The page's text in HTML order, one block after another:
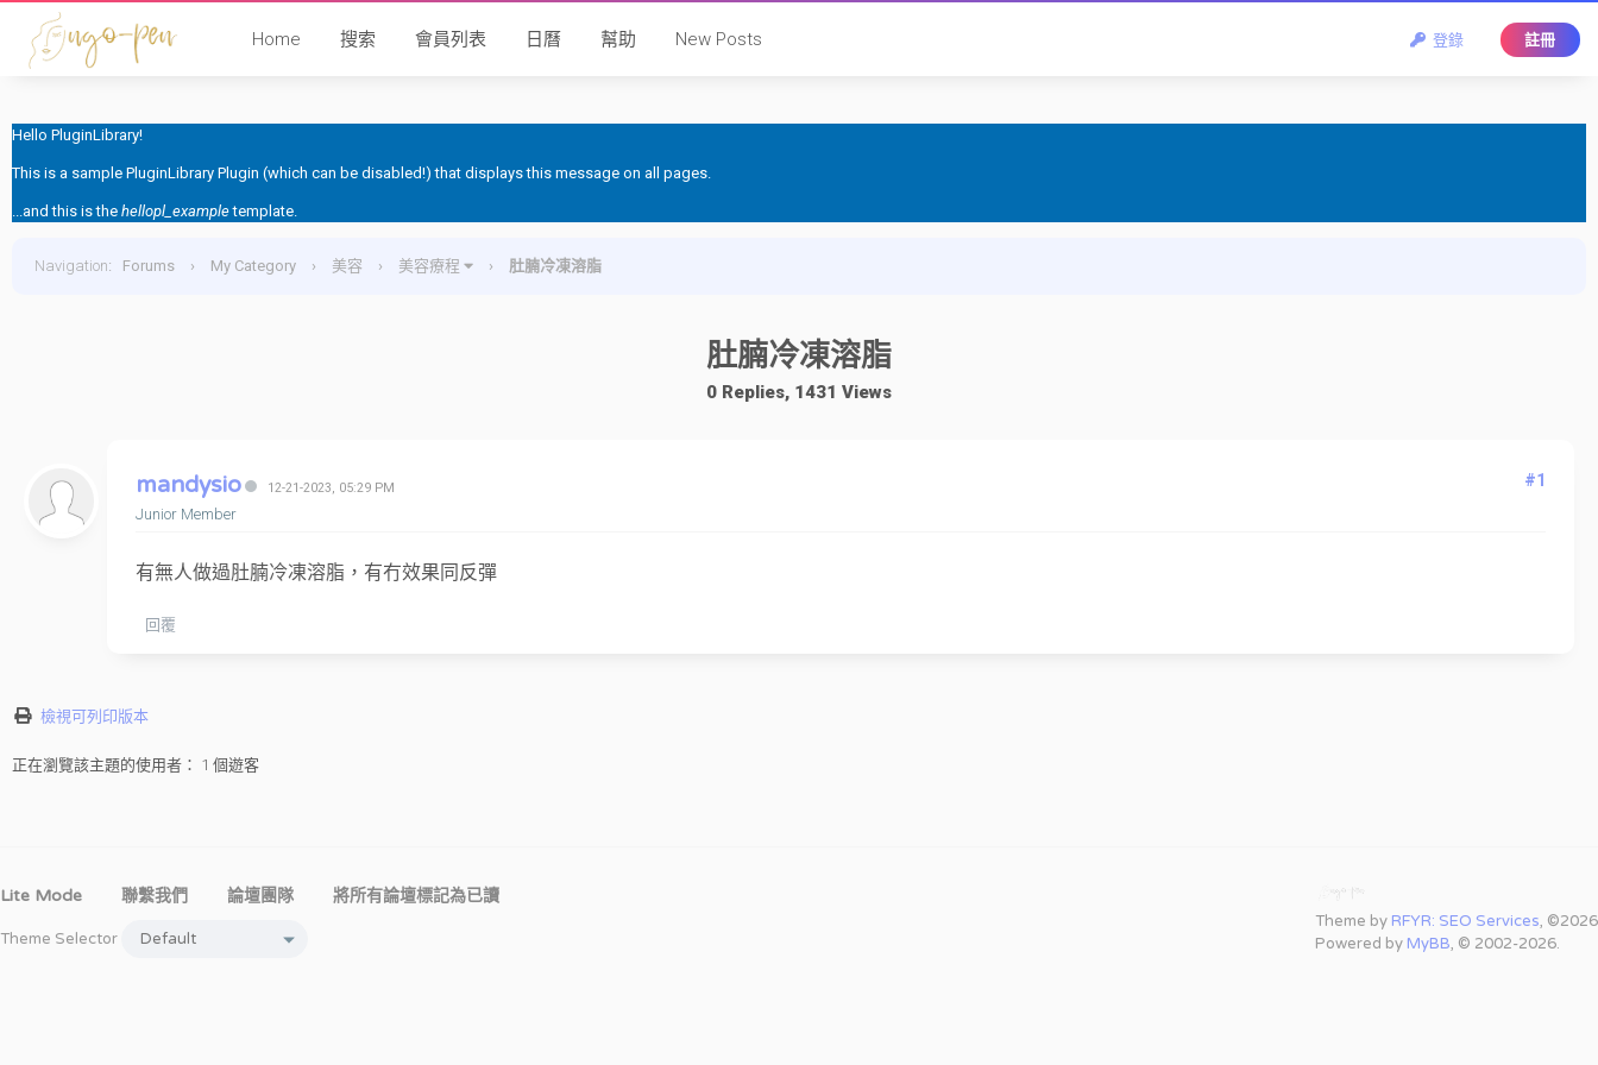
登錄 註冊
Home 搜索 會員列表 日曆 幫助 New Posts
Hello PluginLibrary!
This is a sample PluginLibrary Plugin (which can be disabled!) that displays this message on all pages.
...and this is the hellopl_exampletemplate.
Navigation: Forums › My Category › 美容 › 美容療程 › 肚腩冷凍溶脂
肚腩冷凍溶脂
0 Replies, 1431 Views
mandysio 12-21-2023, 05:29 PM
Junior Member
#1
有無人做過肚腩冷凍溶脂，有冇效果同反彈
回覆
檢視可列印版本
正在瀏覽該主題的使用者： 1 個遊客
Theme by RFYR: SEO Services, ©2026
Powered by MyBB, © 2002-2026.
Lite Mode 聯繫我們 論壇團隊 將所有論壇標記為已讀
Theme Selector